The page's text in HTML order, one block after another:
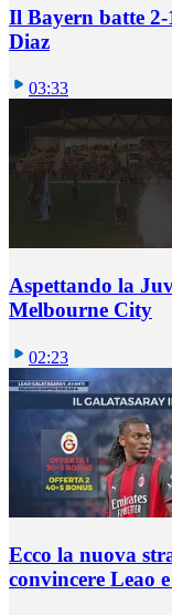
Il Bayern batte
Diaz
03:33
Aspettando la
Melbourne City
02:23
Ecco la nuova
convincere Leao